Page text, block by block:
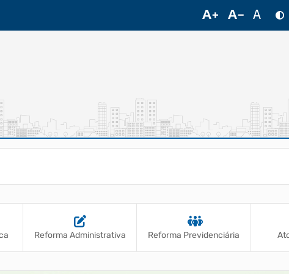
Reforma Previdenciária Atos Municipais